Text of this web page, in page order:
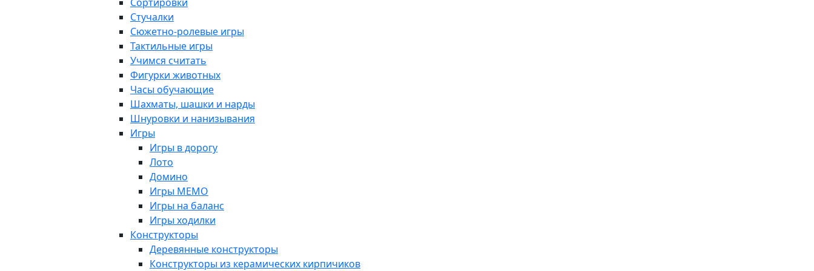
Стучалки
Сюжетно-ролевые игры
Тактильные игры
Учимся считать
Фигурки животных
Часы обучающие
Шахматы, шашки и нарды
Шнуровки и нанизывания
Игры
Игры в дорогу
Лото
Домино
Игры МЕМО
Игры на баланс
Игры ходилки
Конструкторы
Деревянные конструкторы
Конструкторы из керамических кирпичиков